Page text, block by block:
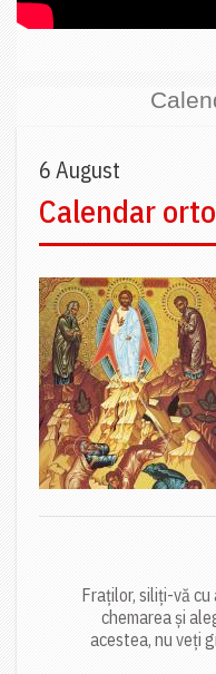
6 August
Calendar
Fraților, siliți-vă
chemarea și
acestea, nu veți